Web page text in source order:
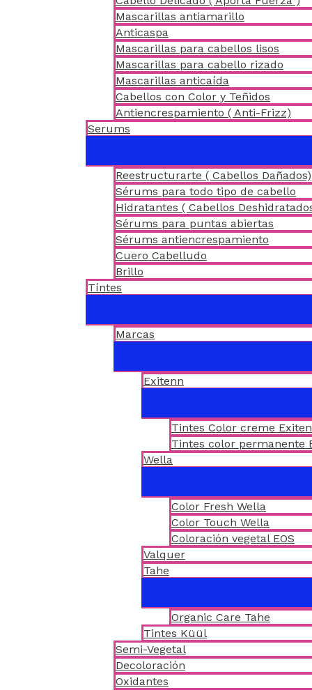
Mascarillas antiamarillo
Anticaspa
Mascarillas para cabellos lisos
Mascarillas para cabello rizado
Mascarillas anticaída
Cabellos con Color y Teñidos
Antiencrespamiento ( Anti-Frizz)
Serums
Reestructurarte ( Cabellos Dañados)
Sérums para todo tipo de cabello
Hidratantes ( Cabellos
Sérums para puntas abiertas
Sérums antiencrespamiento
Cuero Cabelludo
Brillo
Tíntes
Marcas
Exitenn
Tintes Color creme
Tintes color permanente
Wella
Color Fresh Wella
Color Touch Wella
Coloración vegetal EOS
Valquer
Tahe
Organic Care Tahe
Tintes Küül
Semi-Vegetal
Decoloración
Oxidantes